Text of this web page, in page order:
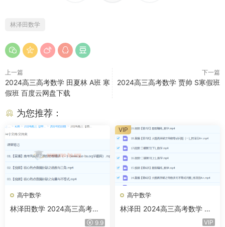
林泽田数学
上一篇
2024高三高考数学 田夏林 A班 寒
假班 百度云网盘下载
下一篇
2024高三高考数学 贾帅 S寒假班
为您推荐：
高中数学
林泽田数学 2024高三高考数
9.9
高中数学
林泽田 2024高三高考数学 二
轮精讲A+春季班 百度云网盘VIP
VIP